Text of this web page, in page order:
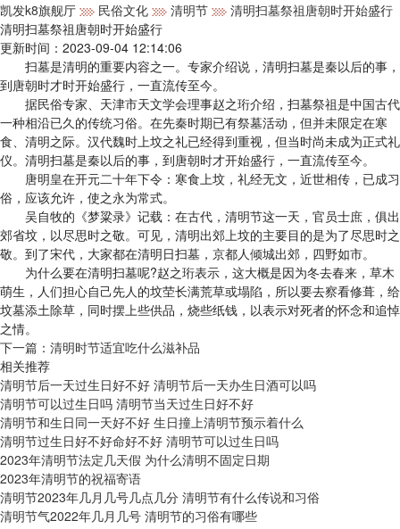
凯发k8旗舰厅 民俗文化 清明节
清明扫墓祭祖唐朝时开始盛行
清明扫墓祭祖唐朝时开始盛行
更新时间：2023-09-04 12:14:06
扫墓是清明的重要内容之一。专家介绍说，清明扫墓是秦以后的事，
到唐朝时才时开始盛行，一直流传至今。
据民俗专家、天津市天文学会理事赵之珩介绍，扫墓祭祖是中国古代
一种相沿已久的传统习俗。在先秦时期已有祭墓活动，但并未限定在寒
食、清明之际。汉代魏时上坟之礼已经得到重视，但当时尚未成为正式礼
仪。清明扫墓是秦以后的事，到唐朝时才开始盛行，一直流传至今。
唐明皇在开元二十年下令：寒食上坟，礼经无文，近世相传，已成习
俗，应该允许，使之永为常式。
吴自牧的《梦粱录》记载：在古代，清明节这一天，官员士庶，俱出
郊省坟，以尽思时之敬。可见，清明出郊上坟的主要目的是为了尽思时之
敬。到了宋代，大家都在清明日扫墓，京都人倾城出郊，四野如市。
为什么要在清明扫墓呢?赵之珩表示，这大概是因为冬去春来，草木
萌生，人们担心自己先人的坟茔长满荒草或塌陷，所以要去察看修葺，给
坟墓添土除草，同时摆上些供品，烧些纸钱，以表示对死者的怀念和追悼
之情。
下一篇： 清明时节适宜吃什么滋补品
相关推荐
清明节后一天过生日好不好 清明节后一天办生日酒可以吗
清明节可以过生日吗 清明节当天过生日好不好
清明节和生日同一天好不好 生日撞上清明节预示着什么
清明节过生日好不好命好不好 清明节可以过生日吗
2023年清明节法定几天假 为什么清明不固定日期
2023年清明节的祝福寄语
清明节2023年几月几号几点几分 清明节有什么传说和习俗
清明节气2022年几月几号 清明节的习俗有哪些